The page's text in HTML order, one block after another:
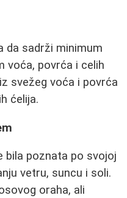
da sadrži minimum
voća, povrća i celih
svežeg voća i povrća
ćelija.
bila poznata po svojoj
vetru, suncu i soli.
oraha, ali